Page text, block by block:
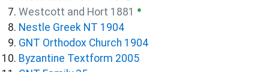
Westcott and Hort 1881
●
Nestle Greek NT 1904
GNT Orthodox Church 1904
Byzantine Textform 2005